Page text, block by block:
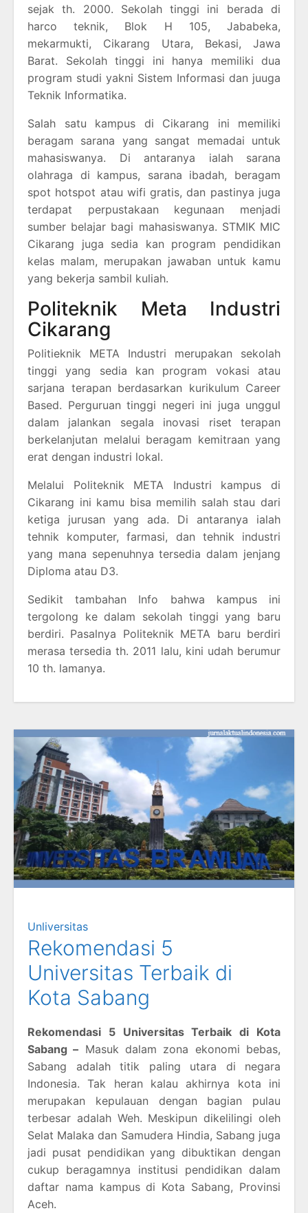
sejak th. 2000. Sekolah tinggi ini berada di
harco teknik, Blok H 105, Jababeka,
mekarmukti, Cikarang Utara, Bekasi, Jawa
Barat. Sekolah tinggi ini hanya memiliki dua
program studi yakni Sistem Informasi dan juuga
Teknik Informatika.
Salah satu kampus di Cikarang ini memiliki
beragam sarana yang sangat memadai untuk
mahasiswanya. Di antaranya ialah sarana
olahraga di kampus, sarana ibadah, beragam
spot hotspot atau wifi gratis, dan pastinya juga
terdapat perpustakaan kegunaan menjadi
sumber belajar bagi mahasiswanya. STMIK MIC
Cikarang juga sedia kan program pendidikan
kelas malam, merupakan jawaban untuk kamu
yang bekerja sambil kuliah.
Politeknik Meta Industri
Cikarang
Politieknik META Industri merupakan sekolah
tinggi yang sedia kan program vokasi atau
sarjana terapan berdasarkan kurikulum Career
Based. Perguruan tinggi negeri ini juga unggul
dalam jalankan segala inovasi riset terapan
berkelanjutan melalui beragam kemitraan yang
erat dengan industri lokal.
Melalui Politeknik META Industri kampus di
Cikarang ini kamu bisa memilih salah stau dari
ketiga jurusan yang ada. Di antaranya ialah
tehnik komputer, farmasi, dan tehnik industri
yang mana sepenuhnya tersedia dalam jenjang
Diploma atau D3.
Sedikit tambahan Info bahwa kampus ini
tergolong ke dalam sekolah tinggi yang baru
berdiri. Pasalnya Politeknik META baru berdiri
merasa tersedia th. 2011 lalu, kini udah berumur
10 th. lamanya.
Unliversitas
Rekomendasi 5
Universitas Terbaik di
Kota Sabang
Rekomendasi 5 Universitas Terbaik di Kota
Sabang – Masuk dalam zona ekonomi bebas,
Sabang adalah titik paling utara di negara
Indonesia. Tak heran kalau akhirnya kota ini
merupakan kepulauan dengan bagian pulau
terbesar adalah Weh. Meskipun dikelilingi oleh
Selat Malaka dan Samudera Hindia, Sabang juga
jadi pusat pendidikan yang dibuktikan dengan
cukup beragamnya institusi pendidikan dalam
daftar nama kampus di Kota Sabang, Provinsi
Aceh.